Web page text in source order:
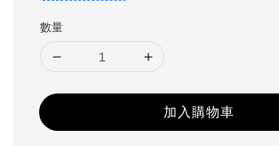
數量
加入購物車